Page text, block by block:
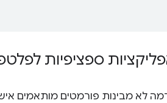
ספציפיות
לא מבינות פורמטים מותאמים